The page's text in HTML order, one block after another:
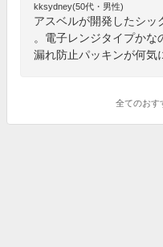
kksydney(50代・男性)
アスベルが開発したシッ
。電子レンジタイプか
漏れ防止パッキンが何気
全てのおす